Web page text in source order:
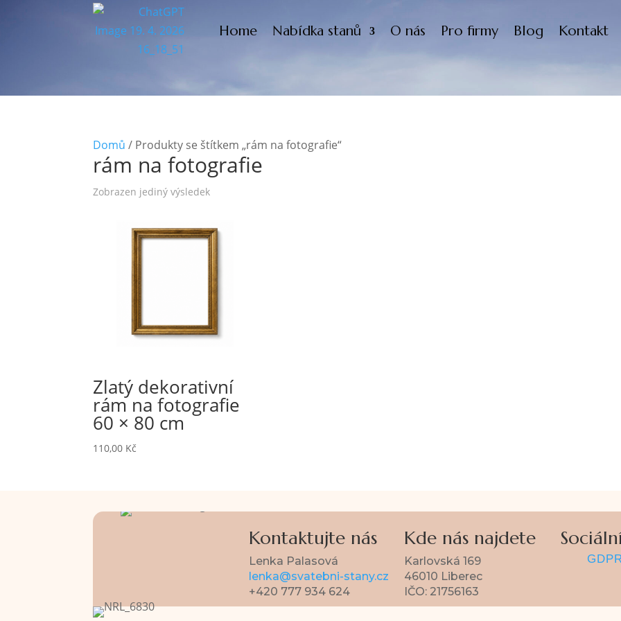
Home Nabídka stanů O nás Pro firmy Blog Kontakt
Domů / Produkty se štítkem „rám na fotografie“
rám na fotografie
Zobrazen jediný výsledek
Zlatý dekorativní
rám na fotografie
60 × 80 cm
110,00 Kč
Kontaktujte nás
Lenka Palasová
lenka@svatebni-stany.cz
+420 777 934 624
Kde nás najdete
Karlovská 169
46010 Liberec
IČO: 21756163